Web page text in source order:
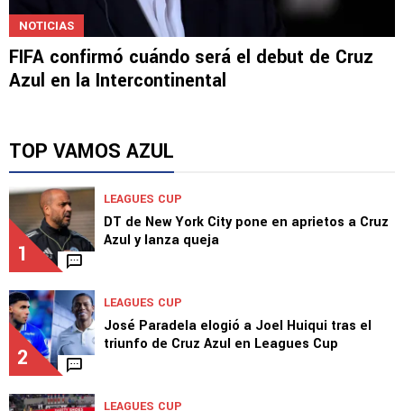
FIFA confirmó cuándo será el debut de Cruz
Azul en la Intercontinental
TOP VAMOS AZUL
1
DT de New York City pone en aprietos a Cruz
Azul y lanza queja
José Paradela elogió a Joel Huiqui tras el